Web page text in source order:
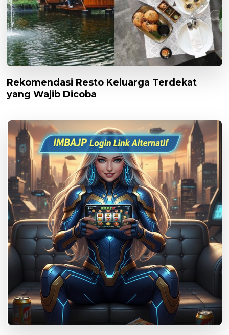
Rekomendasi Resto Keluarga Terdekat
yang Wajib Dicoba